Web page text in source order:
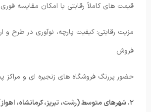
قیمت های کاملاً رقابتی با امکان مقایسه
مزیت رقابتی: کیفیت پارچه، نوآوری در طرح و
فروش
حضور پررنگ فروشگاه های زنجیره ای و
۲. شهرهای متوسط (رشت، تبریز، کرمانشاه، اهواز):